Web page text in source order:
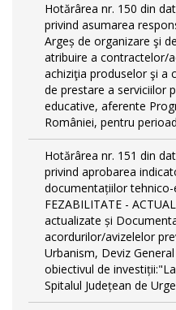
Hotărârea nr. 150 din
privind asumarea
Argeș de organizare şi
atribuire a contractelor/
achiziţia produselor şi a
de prestare a serviciilor
educative, aferente
României, pentru
Hotărârea nr. 151 din
privind aprobarea
documentațiilor tehnico-
FEZABILITATE -
actualizate și
acordurilor/avizelelor
Urbanism, Deviz
obiectivul de
Spitalul Județean de